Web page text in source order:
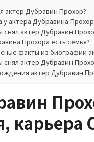
актер Дубравин Прохор?
у актера Дубравина
актер Дубравин
Прохора есть семья?
факты из биографии
актер Дубравин
актер Дубравин
карьера